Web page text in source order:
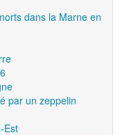
dans la Marne en
par un zeppelin
Est